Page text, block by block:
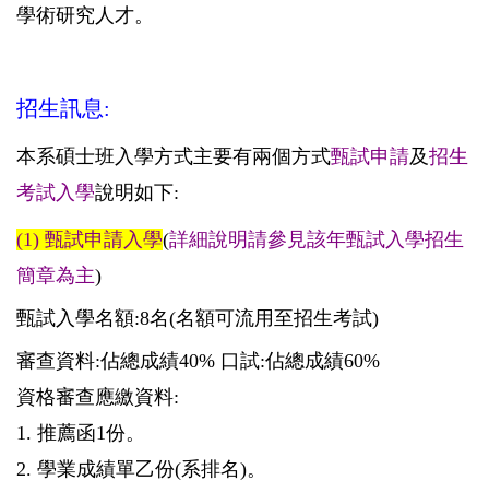
學術研究人才。
招生訊息:
本系碩士班入學方式主要有兩個方式甄試申請及招生
考試入學說明如下:
(1) 甄試申請入學(詳細說明請參見該年甄試入學招生
簡章為主)
甄試入學名額:8名(名額可流用至招生考試)
審查資料:佔總成績40% 口試:佔總成績60%
資格審查應繳資料:
1. 推薦函1份。
2. 學業成績單乙份(系排名)。